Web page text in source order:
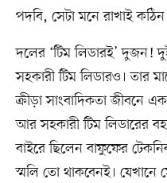
পদবি, সেটা মনে রাখাই
দলের ‘টিম লিডারই’ দুজন!
সহকারী টিম লিডারও। তার
ক্রীড়া সাংবাদিকতা জীবনে
আর সহকারী টিম লিডারের
বাইরে ছিলেন বাফুফের
স্মলি তো থাকবেনই।